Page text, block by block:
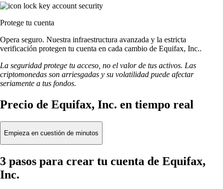
Protege tu cuenta
Opera seguro. Nuestra infraestructura avanzada y la estricta
verificación protegen tu cuenta en cada cambio de Equifax, Inc..
La seguridad protege tu acceso, no el valor de tus activos. Las
criptomonedas son arriesgadas y su volatilidad puede afectar
seriamente a tus fondos.
Precio de Equifax, Inc. en tiempo real
Empieza en cuestión de minutos
3 pasos para crear tu cuenta de Equifax,
Inc.